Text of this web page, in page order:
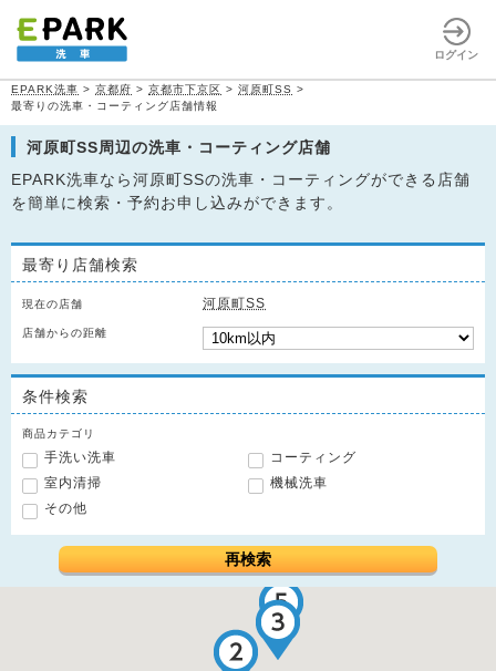
ログイン
EPARK洗車 > 京都府 > 京都市下京区 > 河原町SS >
最寄りの洗車・コーティング店舗情報
河原町SS周辺の洗車・コーティング店舗
EPARK洗車なら河原町SSの洗車・コーティングができる店舗
を簡単に検索・予約お申し込みができます。
最寄り店舗検索
現在の店舗 河原町SS
店舗からの距離
条件検索
商品カテゴリ
手洗い洗車
コーティング
室内清掃
機械洗車
その他
再検索